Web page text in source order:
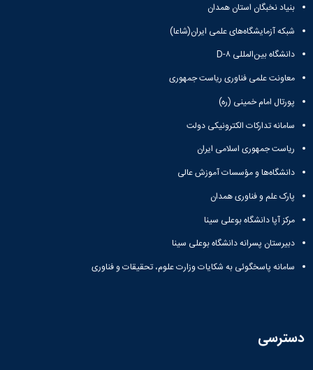
مرتبط
بنیاد
نخبگان
شرکت
دانش
آئین
نامه ها
فرآیندها
نامه
نامه
های
پژوهشی
های
بنیاد نخبگان استان همدان
شبکه آزمایشگاه‌های علمی ایران(شاعا)
دانشگاه بین‌المللی D-۸
معاونت علمی فناوری ریاست جمهوری
پورتال امام خمینی (ره)
سامانه تدارکات الکترونیکی دولت
ریاست جمهوری اسلامی ایران
دانشگاه‌ها و مؤسسات آموزش عالی
پارک علم و فناوری همدان
مرکز آپا دانشگاه بوعلی سینا
دبیرستان پسرانه دانشگاه بوعلی سینا
سامانه پاسخگوئی به شکایات وزارت علوم، تحقیقات و فناوری
دسترسی